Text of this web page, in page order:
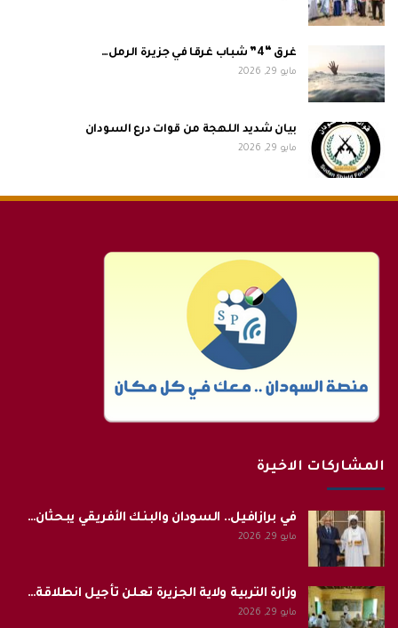
غرق “4” شباب غرقا في جزيرة الرمل…
مايو 29, 2026
بيان شديد اللهجة من قوات درع السودان
مايو 29, 2026
المشاركات الاخيرة
في برازافيل.. السودان والبنك الأفريقي يبحثان…
مايو 29, 2026
وزارة التربية ولاية الجزيرة تعلن تأجيل انطلاقة…
مايو 29, 2026